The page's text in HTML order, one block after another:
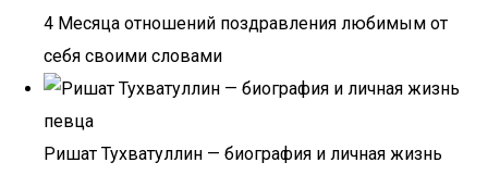
4 Месяца отношений поздравления любимым от
себя своими словами
Ришат Тухватуллин — биография и личная жизнь